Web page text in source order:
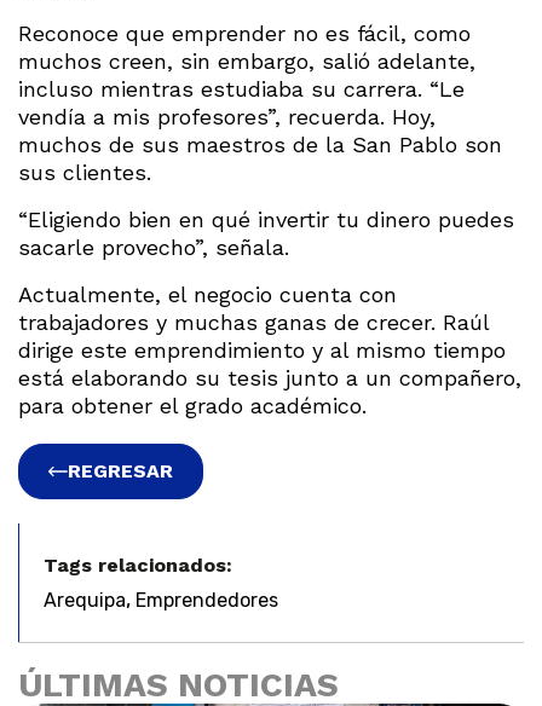
Reconoce que emprender no es fácil, como
muchos creen, sin embargo, salió adelante,
incluso mientras estudiaba su carrera. “Le
vendía a mis profesores”, recuerda. Hoy,
muchos de sus maestros de la San Pablo son
sus clientes.
“Eligiendo bien en qué invertir tu dinero puedes
sacarle provecho”, señala.
Actualmente, el negocio cuenta con
trabajadores y muchas ganas de crecer. Raúl
dirige este emprendimiento y al mismo tiempo
está elaborando su tesis junto a un compañero,
para obtener el grado académico.
REGRESAR
Tags relacionados:
Arequipa, Emprendedores
ÚLTIMAS NOTICIAS